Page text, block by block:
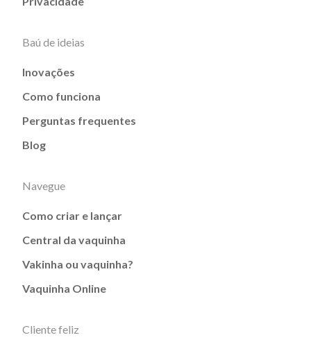
Baú de ideias
Inovações
Como funciona
Perguntas frequentes
Blog
Navegue
Como criar e lançar
Central da vaquinha
Vakinha ou vaquinha?
Vaquinha Online
Cliente feliz